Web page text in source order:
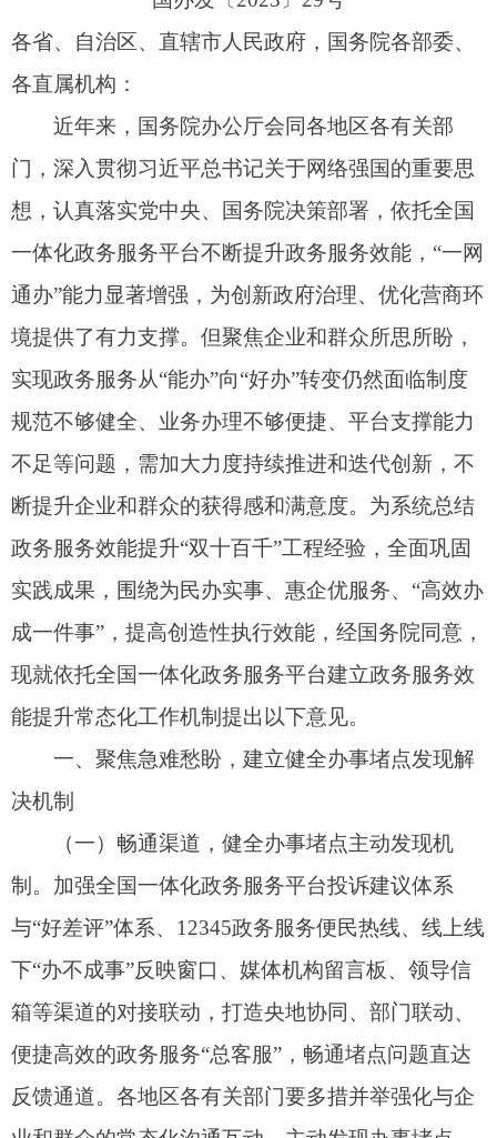
一体化政务服务平台不断提升政务服务效能，“一网
通办”能力显著增强，为创新政府治理、优化营商环
境提供了有力支撑。但聚焦企业和群众所思所盼，
实现政务服务从“能办”向“好办”转变仍然面临制度
断提升企业和群众的获得感和满意度。为系统总结
政务服务效能提升“双十百千”工程经验，全面巩固
实践成果，围绕为民办实事、惠企优服务、“高效办
成一件事”，提高创造性执行效能，经国务院同意，
一、聚焦急难愁盼，建立健全办事堵点发现解
决机制
（一）畅通渠道，健全办事堵点主动发现机
制。加强全国一体化政务服务平台投诉建议体系
箱等渠道的对接联动，打造央地协同、部门联动、
便捷高效的政务服务“总客服”，畅通堵点问题直达
反馈通道。各地区各有关部门要多措并举强化与企
业和群众的常态化沟通互动，主动发现办事堵点，
体化政务服务平台建设应用基层联系点，注重发挥
市县级平台在直接联系和服务群众中的作用。
（二）接诉即办，健全办事堵点高效解决机
制。针对企业和群众反映的政务服务办事堵点，各
馈、办结等全流程闭环管理。针对企业和群众普遍
关注、反映强烈、反复出现，涉及责任不明或职责